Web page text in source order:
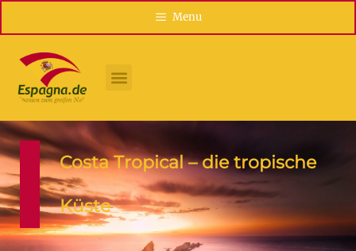
Menu
Costa Tropical – die tropische
Küste